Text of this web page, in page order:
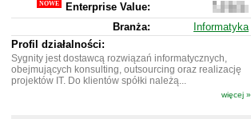
Enterprise Value:
446
707
Branża:
Informatyka
Profil działalności:
Sygnity jest dostawcą rozwiązań informatycznych,
obejmujących konsulting, outsourcing oraz realizację
projektów IT. Do klientów spółki należą...
więcej »